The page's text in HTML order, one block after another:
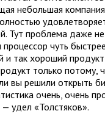
небольшая
Тут проблема даже
чуть
и так хороший
только потому,
вы решили открыть
очень, очень
удел «Толстяков».